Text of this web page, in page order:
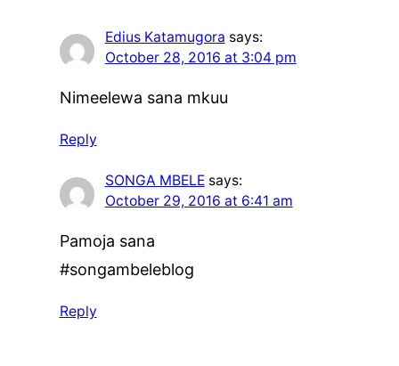
Edius Katamugora says:
October 28, 2016 at 3:04 pm
Nimeelewa sana mkuu
Reply
SONGA MBELE says:
October 29, 2016 at 6:41 am
Pamoja sana
#songambeleblog
Reply